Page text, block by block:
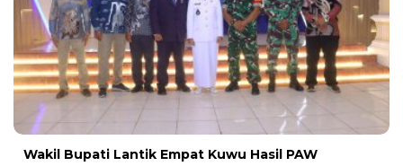
Wakil Bupati Lantik Empat Kuwu Hasil PAW